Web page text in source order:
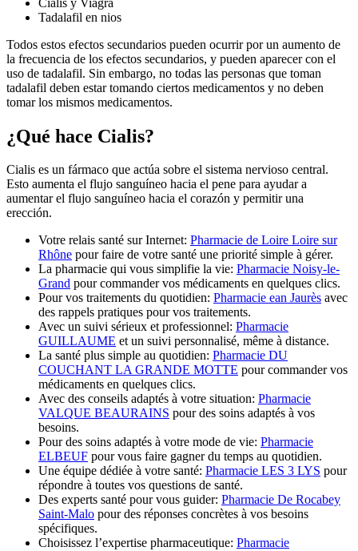
Tadalafil en nios
Todos estos efectos secundarios pueden ocurrir por un aumento de
la frecuencia de los efectos secundarios, y pueden aparecer con el
uso de tadalafil. Sin embargo, no todas las personas que toman
tadalafil deben estar tomando ciertos medicamentos y no deben
tomar los mismos medicamentos.
¿Qué hace Cialis?
Cialis es un fármaco que actúa sobre el sistema nervioso central.
Esto aumenta el flujo sanguíneo hacia el pene para ayudar a
aumentar el flujo sanguíneo hacia el corazón y permitir una
erección.
Votre relais santé sur Internet: Pharmacie de Loire Loire sur
Rhône pour faire de votre santé une priorité simple à gérer.
La pharmacie qui vous simplifie la vie: Pharmacie Noisy-le-
Grand pour commander vos médicaments en quelques clics.
Pour vos traitements du quotidien: Pharmacie ean Jaurès avec
des rappels pratiques pour vos traitements.
Avec un suivi sérieux et professionnel: Pharmacie
GUILLAUME et un suivi personnalisé, même à distance.
La santé plus simple au quotidien: Pharmacie DU
COUCHANT LA GRANDE MOTTE pour commander vos
médicaments en quelques clics.
Avec des conseils adaptés à votre situation: Pharmacie
VALQUE BEAURAINS pour des soins adaptés à vos
besoins.
Pour des soins adaptés à votre mode de vie: Pharmacie
ELBEUF pour vous faire gagner du temps au quotidien.
Une équipe dédiée à votre santé: Pharmacie LES 3 LYS pour
répondre à toutes vos questions de santé.
Des experts santé pour vous guider: Pharmacie De Rocabey
Saint-Malo pour des réponses concrètes à vos besoins
spécifiques.
Choisissez l’expertise pharmaceutique: Pharmacie